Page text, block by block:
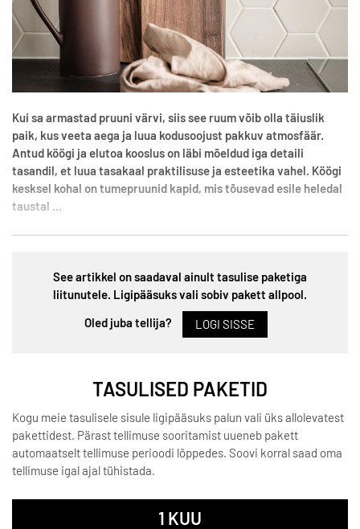
Kui sa armastad pruuni värvi, siis see ruum võib olla täiuslik
paik, kus veeta aega ja luua kodusoojust pakkuv atmosfäär.
Antud köögi ja elutoa kooslus on läbi mõeldud iga detaili
tasandil, et luua tasakaal praktilisuse ja esteetika vahel. Köögi
kesksel kohal on tumepruunid kapid, mis tõusevad esile heledal
taustal ...
See artikkel on saadaval ainult tasulise paketiga
liitunutele. Ligipääsuks vali sobiv pakett allpool.
Oled juba tellija?
LOGI SISSE
TASULISED PAKETID
Kogu meie tasulisele sisule ligipääsuks palun vali üks allolevatest
pakettidest. Pärast tellimuse sooritamist uueneb pakett
automaatselt tellimuse perioodi lõppedes. Soovi korral saad oma
tellimuse igal ajal tühistada.
1 KUU